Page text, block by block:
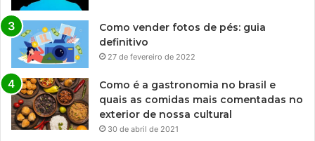
Como vender fotos de pés: guia
definitivo
27 de fevereiro de 2022
Como é a gastronomia no brasil e
quais as comidas mais comentadas no
exterior de nossa cultural
30 de abril de 2021